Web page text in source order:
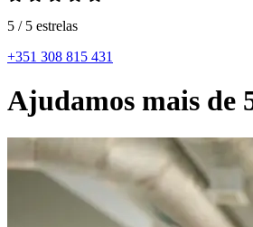
5 / 5 estrelas
+351 308 815 431
Ajudamos mais de